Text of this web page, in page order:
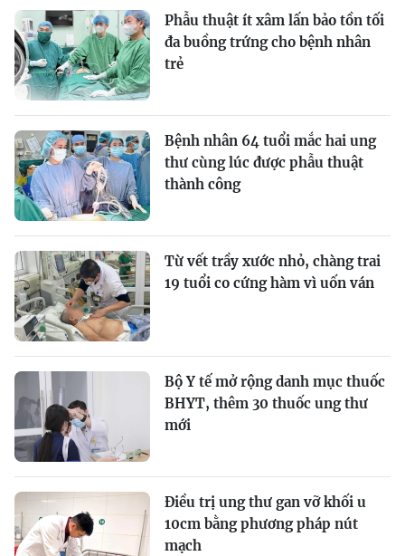
Phẫu thuật ít xâm lấn bảo tồn tối
đa buồng trứng cho bệnh nhân
trẻ
Bệnh nhân 64 tuổi mắc hai ung
thư cùng lúc được phẫu thuật
thành công
Từ vết trầy xước nhỏ, chàng trai
19 tuổi co cứng hàm vì uốn ván
Bộ Y tế mở rộng danh mục thuốc
BHYT, thêm 30 thuốc ung thư
mới
Điều trị ung thư gan vỡ khối u
10cm bằng phương pháp nút
mạch